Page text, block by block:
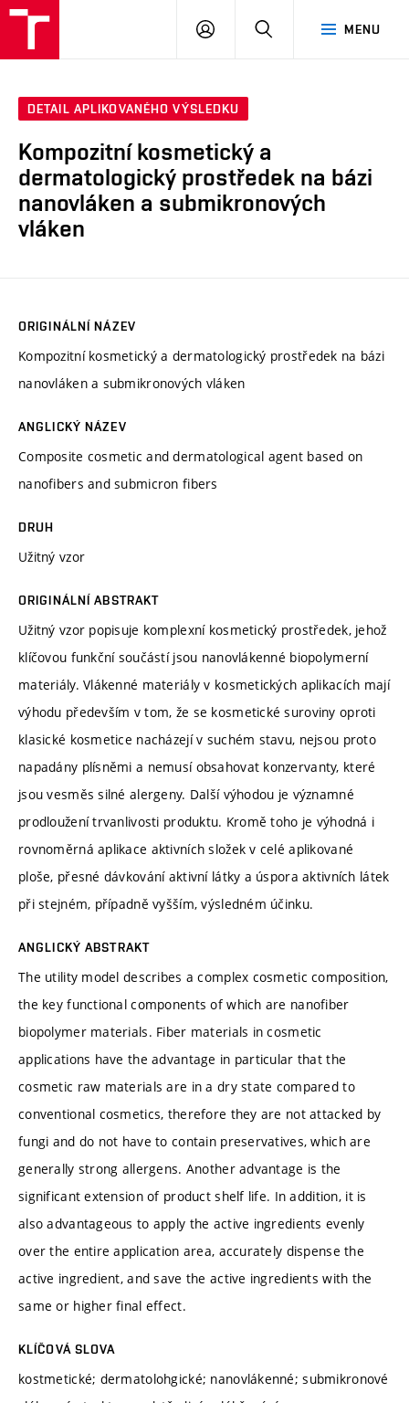
MENU
PŘIHLÁSIT
DETAIL APLIKOVANÉHO VÝSLEDKU
Kompozitní kosmetický a
dermatologický prostředek na bázi
nanovláken a submikronových
vláken
ORIGINÁLNÍ NÁZEV
Kompozitní kosmetický a dermatologický prostředek na bázi
nanovláken a submikronových vláken
ANGLICKÝ NÁZEV
Composite cosmetic and dermatological agent based on
nanofibers and submicron fibers
DRUH
Užitný vzor
ORIGINÁLNÍ ABSTRAKT
Užitný vzor popisuje komplexní kosmetický prostředek, jehož
klíčovou funkční součástí jsou nanovlákenné biopolymerní
materiály. Vlákenné materiály v kosmetických aplikacích mají
výhodu především v tom, že se kosmetické suroviny oproti
klasické kosmetice nacházejí v suchém stavu, nejsou proto
napadány plísněmi a nemusí obsahovat konzervanty, které
jsou vesměs silné alergeny. Další výhodou je významné
prodloužení trvanlivosti produktu. Kromě toho je výhodná i
rovnoměrná aplikace aktivních složek v celé aplikované
ploše, přesné dávkování aktivní látky a úspora aktivních látek
při stejném, případně vyšším, výsledném účinku.
ANGLICKÝ ABSTRAKT
The utility model describes a complex cosmetic composition,
the key functional components of which are nanofiber
biopolymer materials. Fiber materials in cosmetic
applications have the advantage in particular that the
cosmetic raw materials are in a dry state compared to
conventional cosmetics, therefore they are not attacked by
fungi and do not have to contain preservatives, which are
generally strong allergens. Another advantage is the
significant extension of product shelf life. In addition, it is
also advantageous to apply the active ingredients evenly
over the entire application area, accurately dispense the
active ingredient, and save the active ingredients with the
same or higher final effect.
KLÍČOVÁ SLOVA
kostmetické; dermatolohgické; nanovlákenné; submikronové